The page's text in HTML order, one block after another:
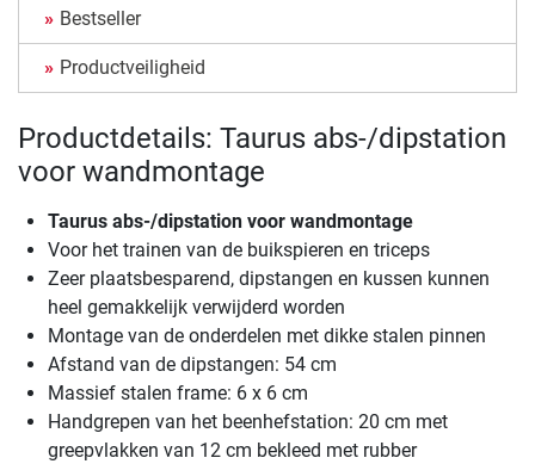
Bestseller
Productveiligheid
Productdetails: Taurus abs-/dipstation
voor wandmontage
Taurus abs-/dipstation voor wandmontage
Voor het trainen van de buikspieren en triceps
Zeer plaatsbesparend, dipstangen en kussen kunnen
heel gemakkelijk verwijderd worden
Montage van de onderdelen met dikke stalen pinnen
Afstand van de dipstangen: 54 cm
Massief stalen frame: 6 x 6 cm
Handgrepen van het beenhefstation: 20 cm met
greepvlakken van 12 cm bekleed met rubber